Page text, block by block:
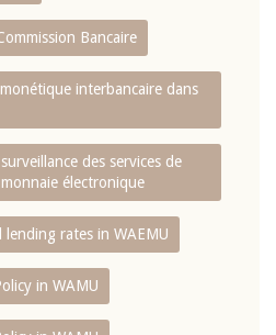
Bancaire
interbancaire dans
des services de
électronique
rates in WAEMU
in WAMU